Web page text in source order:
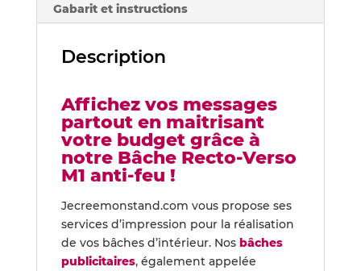
Gabarit et instructions
Description
Affichez vos messages
partout en maitrisant
votre budget grâce à
notre Bâche Recto-Verso
M1 anti-feu !
Jecreemonstand.com vous propose ses
services d’impression pour la réalisation
de vos bâches d’intérieur. Nos bâches
publicitaires, également appelée